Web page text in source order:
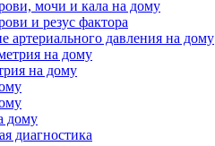
мочи и кала на дому
и резус фактора
артериального давления на дому
на дому
на дому
дому
диагностика